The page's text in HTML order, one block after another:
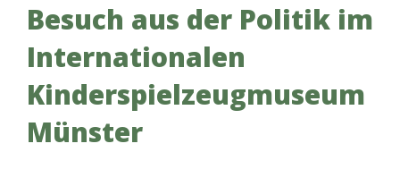
Besuch aus der Politik im
Internationalen
Kinderspielzeugmuseum
Münster